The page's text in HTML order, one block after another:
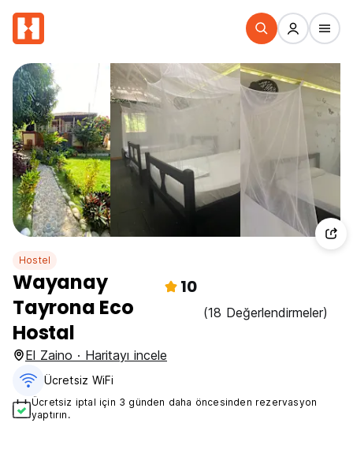
Hostel
Wayanay
Tayrona Eco
Hostal
10
(18 Değerlendirmeler)
El Zaino · Haritayı incele
Ücretsiz WiFi
Ücretsiz iptal için 3 günden daha öncesinden rezervasyon
yaptırın.